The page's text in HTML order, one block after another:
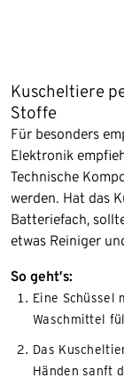
Kuscheltiere
Stoffe
Für besonders
Elektronik
Technische
werden. Hat das
Batteriefach,
etwas Reiniger
So geht’s:
Eine Schüssel
Waschmittel
Das
Händen sanft